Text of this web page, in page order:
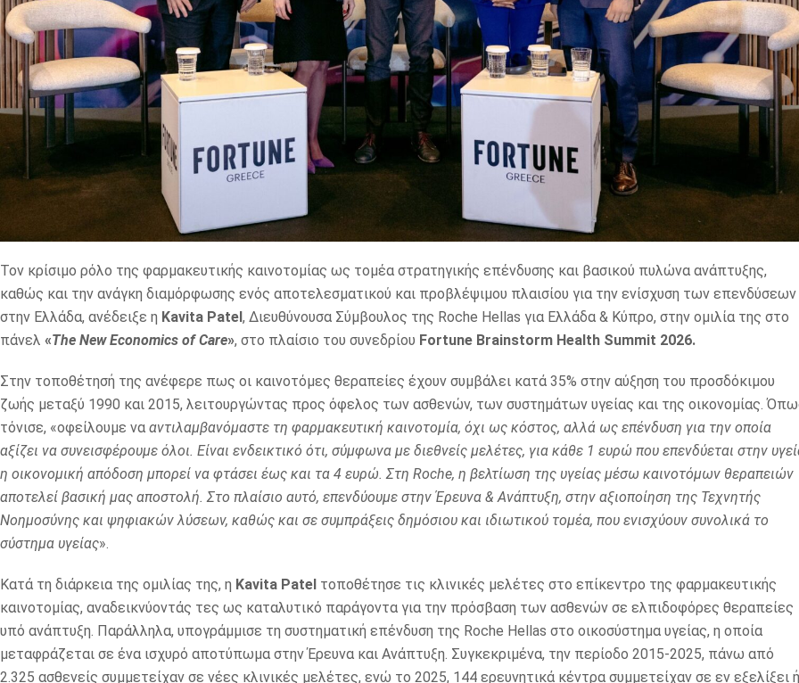
Τον κρίσιμο ρόλο της φαρμακευτικής καινοτομίας ως τομέα στρατηγικής επένδυσης και βασικού πυλώνα ανάπτυξης,
καθώς και την ανάγκη διαμόρφωσης ενός αποτελεσματικού και προβλέψιμου πλαισίου για την ενίσχυση των επενδύσεων
στην Ελλάδα, ανέδειξε η Kavita Patel , Διευθύνουσα Σύμβουλος της Roche Hellas για Ελλάδα & Κύπρο, στην ομιλία της στο
πάνελ «The New Economics of Care», στο πλαίσιο του συνεδρίου Fortune Brainstorm Health Summit 2026.
Στην τοποθέτησή της ανέφερε πως οι καινοτόμες θεραπείες έχουν συμβάλει κατά 35% στην αύξηση του προσδόκιμου
ζωής μεταξύ 1990 και 2015, λειτουργώντας προς όφελος των ασθενών, των συστημάτων υγείας και της οικονομίας.
τόνισε, «οφείλουμε να αντιλαμβανόμαστε τη φαρμακευτική καινοτομία, όχι ως κόστος, αλλά ως επένδυση για την οποία
αξίζει να συνεισφέρουμε όλοι. Είναι ενδεικτικό ότι, σύμφωνα με διεθνείς μελέτες, για κάθε 1 ευρώ που επενδύεται στην
η οικονομική απόδοση μπορεί να φτάσει έως και τα 4 ευρώ. Στη Roche, η βελτίωση της υγείας μέσω καινοτόμων θεραπειών
αποτελεί βασική μας αποστολή. Στο πλαίσιο αυτό, επενδύουμε στην Έρευνα & Ανάπτυξη, στην αξιοποίηση της Τεχνητής
Νοημοσύνης και ψηφιακών λύσεων, καθώς και σε συμπράξεις δημόσιου και ιδιωτικού τομέα, που ενισχύουν συνολικά το
σύστημα υγείας».
Κατά τη διάρκεια της ομιλίας της, η Kavita Patel τοποθέτησε τις κλινικές μελέτες στο επίκεντρο της φαρμακευτικής
καινοτομίας, αναδεικνύοντάς τες ως καταλυτικό παράγοντα για την πρόσβαση των ασθενών σε ελπιδοφόρες θεραπείες
υπό ανάπτυξη. Παράλληλα, υπογράμμισε τη συστηματική επένδυση της Roche Hellas στο οικοσύστημα υγείας, η οποία
μεταφράζεται σε ένα ισχυρό αποτύπωμα στην Έρευνα και Ανάπτυξη. Συγκεκριμένα, την περίοδο 2015-2025, πάνω από
2.325 ασθενείς συμμετείχαν σε νέες κλινικές μελέτες, ενώ το 2025, 144 ερευνητικά κέντρα συμμετείχαν σε εν εξελίξει ή